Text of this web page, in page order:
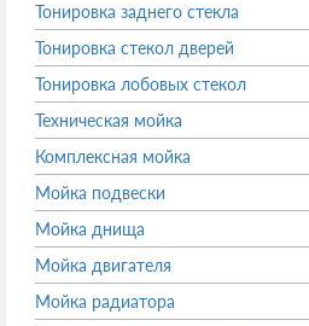
Тонировка заднего стекла
Тонировка стекол дверей
Тонировка лобовых стекол
Техническая мойка
Комплексная мойка
Мойка подвески
Мойка днища
Мойка двигателя
Мойка радиатора